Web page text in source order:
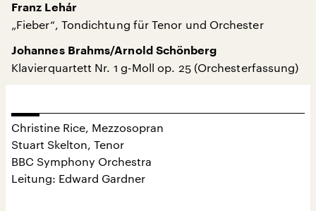
Franz Lehár
„Fieber“, Tondichtung für Tenor und Orchester
Johannes Brahms/Arnold Schönberg
Klavierquartett Nr. 1 g-Moll op. 25 (Orchesterfassung)
Christine Rice, Mezzosopran
Stuart Skelton, Tenor
BBC Symphony Orchestra
Leitung: Edward Gardner